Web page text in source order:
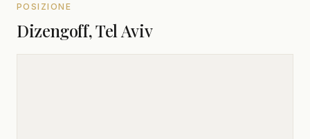
POSIZIONE
Dizengoff, Tel Aviv